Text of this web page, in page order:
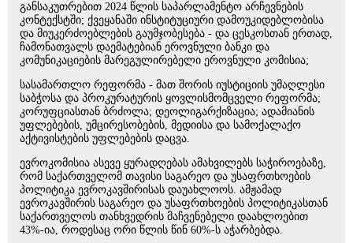
განსაკუთრებით 2024 წლის საპარლამენტო არჩევნების
კონტექსტში; ქვეყანაში ინსტიტუციური დამოუკიდებლობისა
და მიუკერძოებლების გაუმჯობესება - და ცესკოსთან ერთად,
ჩამონათვალს დაემატებიან ეროვნული ბანკი და
კომუნიკაციების მარეგულირებელი ეროვნული კომისია;
სასამართლო რეფორმა - მათ შორის იუსტიციის უმაღლესი
საბჭოსა და პროკურატურის ყოვლისმომცველი რეფორმა;
კორუფციასთან ბრძოლა; დეოლიგარქიზაცია; ადამიანის
უფლებების, უმცირესობების, მედიისა და სამოქალაქო
აქტივისტების უფლებების დაცვა.
ევროკომისია ასევე ყურადღებას ამახვილებს საჭიროებაზე,
რომ საქართველომ თავისი საგარეო და უსაფრთხოების
პოლიტიკა ევროკავშირისას დაუახლოოს. ამჟამად
ევროკავშირის საგარეო და უსაფრთხოების პოლიტიკასთან
საქართველოს თანხვედრის მაჩვენებელი დაახლოებით
43%-ია, როდესაც ორი წლის წინ 60%-ს აჭარბებდა.